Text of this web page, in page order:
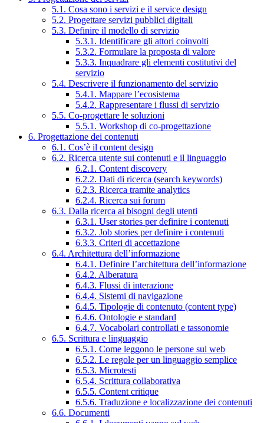
5.1. Cosa sono i servizi e il service design
5.2. Progettare servizi pubblici digitali
5.3. Definire il modello di servizio
5.3.1. Identificare gli attori coinvolti
5.3.2. Formulare la proposta di valore
5.3.3. Inquadrare gli elementi costitutivi del
servizio
5.4. Descrivere il funzionamento del servizio
5.4.1. Mappare l’ecosistema
5.4.2. Rappresentare i flussi di servizio
5.5. Co-progettare le soluzioni
5.5.1. Workshop di co-progettazione
6. Progettazione dei contenuti
6.1. Cos’è il content design
6.2. Ricerca utente sui contenuti e il linguaggio
6.2.1. Content discovery
6.2.2. Dati di ricerca (search keywords)
6.2.3. Ricerca tramite analytics
6.2.4. Ricerca sui forum
6.3. Dalla ricerca ai bisogni degli utenti
6.3.1. User stories per definire i contenuti
6.3.2. Job stories per definire i contenuti
6.3.3. Criteri di accettazione
6.4. Architettura dell’informazione
6.4.1. Definire l’architettura dell’informazione
6.4.2. Alberatura
6.4.3. Flussi di interazione
6.4.4. Sistemi di navigazione
6.4.5. Tipologie di contenuto (content type)
6.4.6. Ontologie e standard
6.4.7. Vocabolari controllati e tassonomie
6.5. Scrittura e linguaggio
6.5.1. Come leggono le persone sul web
6.5.2. Le regole per un linguaggio semplice
6.5.3. Microtesti
6.5.4. Scrittura collaborativa
6.5.5. Content critique
6.5.6. Traduzione e localizzazione dei contenuti
6.6. Documenti